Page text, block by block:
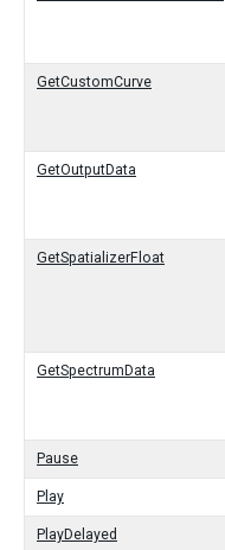
GetCustomCurve
GetOutputData
GetSpatializerFloat
GetSpectrumData
Pause
Play
PlayDelayed